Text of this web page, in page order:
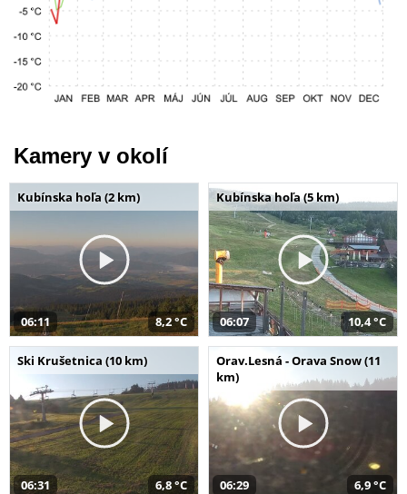
Kamery v okolí
Kubínska hoľa (2 km)
06:11 8,2 °C
Kubínska hoľa (5 km)
06:07 10,4 °C
Ski Krušetnica (10 km)
06:31 6,8 °C
Orav.Lesná - Orava Snow (11
km)
06:29 6,9 °C